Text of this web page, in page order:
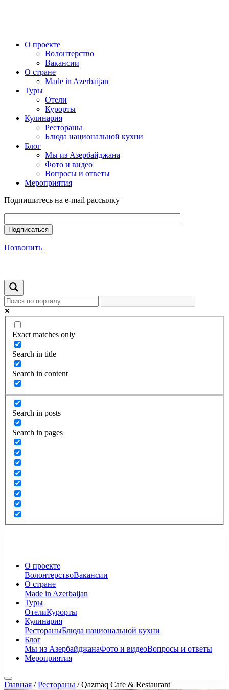
О проекте
Волонтерство
Вакансии
О стране
Made in Azerbaijan
Туры
Отели
Курорты
Кулинария
Рестораны
Блюда национальной кухни
Блог
Мы из Азербайджана
Фото и видео
Вопросы и ответы
Мероприятия
Подпишитесь на e-mail рассылку
Позвонить
Exact matches only
Search in title
Search in content
Search in posts
Search in pages
О проекте
ВолонтерствоВакансии
О стране
Made in Azerbaijan
Туры
ОтелиКурорты
Кулинария
РестораныБлюда национальной кухни
Блог
Мы из АзербайджанаФото и видеоВопросы и ответы
Мероприятия
Главная /Рестораны /Qazmaq Cafe & Restaurant